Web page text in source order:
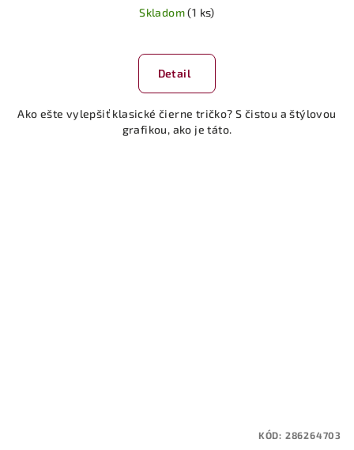
Skladom(1 ks)
Detail
Ako ešte vylepšiť klasické čierne tričko? S čistou a štýlovou
grafikou, ako je táto.
KÓD: 286264703